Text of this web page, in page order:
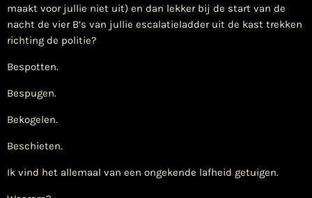
maakt voor jullie niet uit) en dan lekker bij de start van de
nacht de vier B’s van jullie escalatieladder uit de kast trekken
richting de politie?
Bespotten.
Bespugen.
Bekogelen.
Beschieten.
Ik vind het allemaal van een ongekende lafheid getuigen.